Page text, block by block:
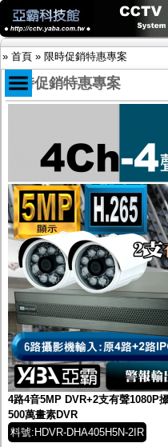
» 首頁 » 限時促銷特惠專案
限時促銷特惠專案
IP網路攝影機及錄放影機
AHD DVR數位錄放影機
AHD半球型(適用屋內)
AHD中小型紅外線攝影機(適用
AHD防護罩型攝影機(適用屋
距離遠）
AHD特殊功能型攝影機
旋轉型攝影機.旋轉台
傳統高解析攝影機
鏡頭
投光設備
防護罩及支架
多路攝影機單軸傳輸
監聽器.麥克風
網路設備
視訊轉換設備
雙絞線傳輸器
雜訊改善器
分配放大器
限時促銷特惠專案
4路4音5MP DVR+2支有聲1080P
500萬畫素DVR
料號:HDVR-DHA405H5N-2IR